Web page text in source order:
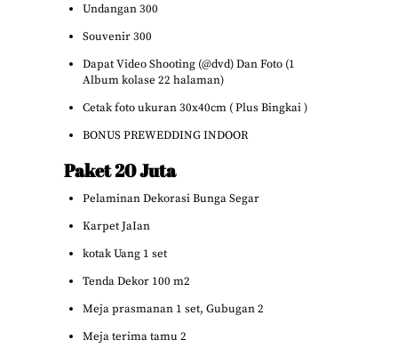
Undangan 300
Souvenir 300
Dapat Video Shooting (@dvd) Dan Foto (1
Album kolase 22 halaman)
Cetak foto ukuran 30x40cm ( Plus Bingkai )
BONUS PREWEDDING INDOOR
Paket 20 Juta
Pelaminan Dekorasi Bunga Segar
Karpet JaIan
kotak Uang 1 set
Tenda Dekor 100 m2
Meja prasmanan 1 set, Gubugan 2
Meja terima tamu 2